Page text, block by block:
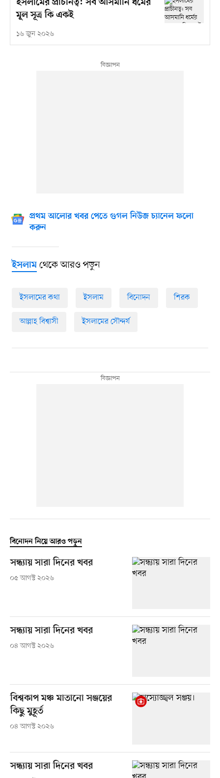
ইসলামের প্রাচীনত্ব: সব আসমানি ধর্মের
মূল সূত্র কি একই
১৬ জুন ২০২৬
প্রথম আলোর খবর পেতে গুগল নিউজ চ্যানেল ফলো
করুন
ইসলামথেকে আরও পড়ুন
ইসলামের কথা ইসলাম বিনোদন শিরক
আল্লাহ বিশ্বাসী ইসলামের সৌন্দর্য
বিনোদন নিয়ে আরও পড়ুন
সন্ধ্যায় সারা দিনের খবর
০৫ আগস্ট ২০২৬
সন্ধ্যায় সারা দিনের খবর
০৪ আগস্ট ২০২৬
বিশ্বকাপ মঞ্চ মাতানো সঞ্জয়ের
কিছু মুহূর্ত
০৪ আগস্ট ২০২৬
সন্ধ্যায় সারা দিনের খবর